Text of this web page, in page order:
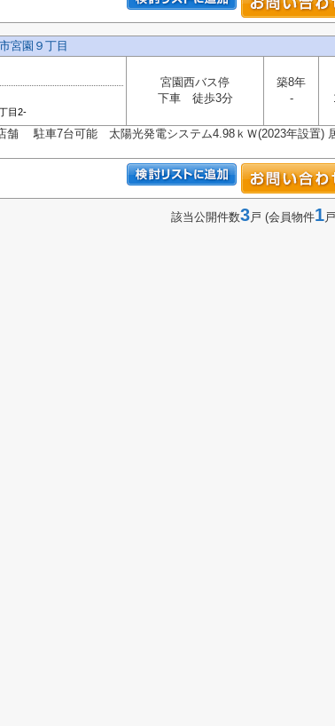
宮園９丁目
目2-
宮園西バス停
下車 徒歩3分
築8年
-
舗 駐車7台可能 太陽光発電システム4.98ｋＷ(2023年設置)
該当公開件数3戸 (会員物件1